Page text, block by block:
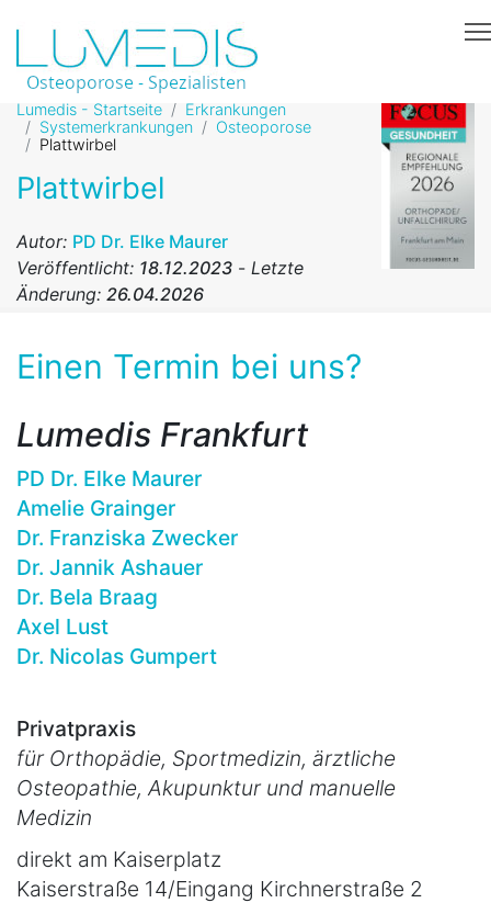
Lumedis - Startseite
Erkrankungen
Systemerkrankungen
Osteoporose
Plattwirbel
Plattwirbel
Autor: PD Dr. Elke Maurer
Veröffentlicht: 18.12.2023 - Letzte
Änderung: 26.04.2026
Einen Termin bei uns?
Lumedis Frankfurt
PD Dr. Elke Maurer
Amelie Grainger
Dr. Franziska Zwecker
Dr. Jannik Ashauer
Dr. Bela Braag
Axel Lust
Dr. Nicolas Gumpert
Privatpraxis
für Orthopädie, Sportmedizin, ärztliche
Osteopathie, Akupunktur und manuelle
Medizin
direkt am Kaiserplatz
Kaiserstraße 14/Eingang Kirchnerstraße 2